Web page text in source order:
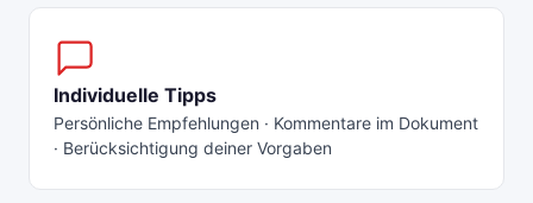
Individuelle Tipps
Persönliche Empfehlungen · Kommentare im Dokument
· Berücksichtigung deiner Vorgaben